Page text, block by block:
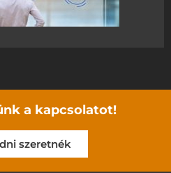
a kapcsolatot!
szeretnék